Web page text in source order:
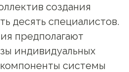
создания
десять специалистов.
предполагают
индивидуальных
системы